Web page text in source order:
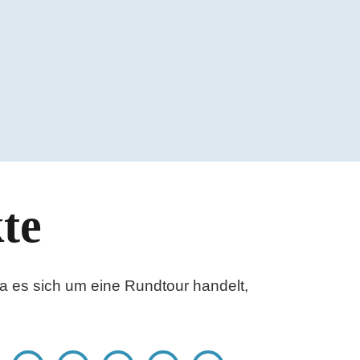
es sich um eine Rundtour handelt,